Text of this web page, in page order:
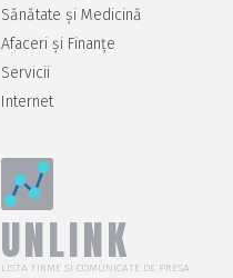
Sănătate şi Medicină
Afaceri şi Finanţe
Servicii
Internet
UNLINK
LISTA FIRME SI COMUNICATE DE PRESA